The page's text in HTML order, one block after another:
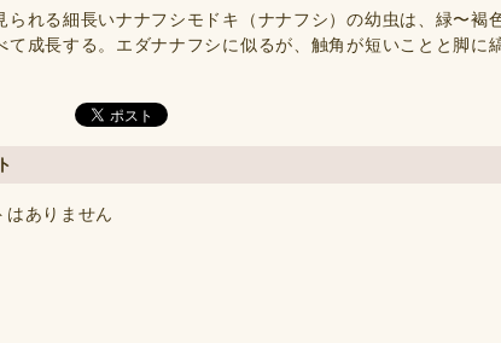
られる細長いナナフシモドキ（ナナフシ）の幼虫は、緑〜褐
て成長する。エダナナフシに似るが、触角が短いことと脚に
はありません